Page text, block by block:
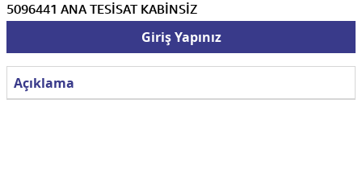
5096441 ANA TESİSAT KABİNSİZ
Giriş Yapınız
Açıklama